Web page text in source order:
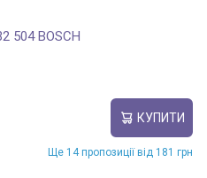
504 BOSCH
КУПИТИ
Ще 14 пропозиції від 181 грн